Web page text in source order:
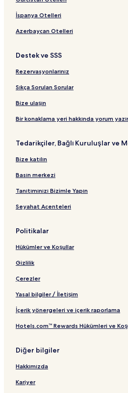
İspanya Otelleri
Azerbaycan Otelleri
Destek ve SSS
Rezervasyonlarınız
Sıkça Sorulan Sorular
Bize ulaşın
Bir konaklama yeri hakkında yorum
Tedarikçiler, Bağlı Kuruluşlar ve
Bize katılın
Basın merkezi
Tanıtımınızı Bizimle Yapın
Seyahat Acenteleri
Politikalar
Hükümler ve Koşullar
Gizlilik
Çerezler
Yasal bilgiler / İletişim
İçerik yönergeleri ve içerik raporlama
Hotels.com™ Rewards Hükümleri ve
Diğer bilgiler
Hakkımızda
Kariyer